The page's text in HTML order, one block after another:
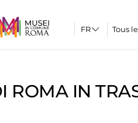
Tous
ROMA IN